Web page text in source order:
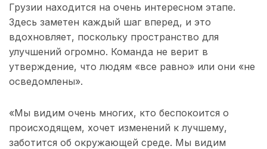
Грузии находится на очень интересном этапе.
Здесь заметен каждый шаг вперед, и это
вдохновляет, поскольку пространство для
улучшений огромно. Команда не верит в
утверждение, что людям «все равно» или они «не
осведомлены».
«Мы видим очень многих, кто беспокоится о
происходящем, хочет изменений к лучшему,
заботится об окружающей среде. Мы видим